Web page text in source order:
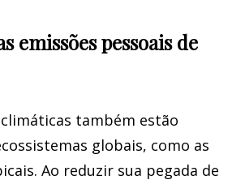
emissões pessoais de
também estão
globais, como as
Ao reduzir sua pegada de